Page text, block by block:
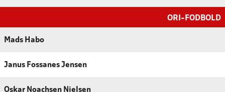
ORI-FODBOLD
Mads Habo
Janus Fossanes Jensen
Oskar Noachsen Nielsen